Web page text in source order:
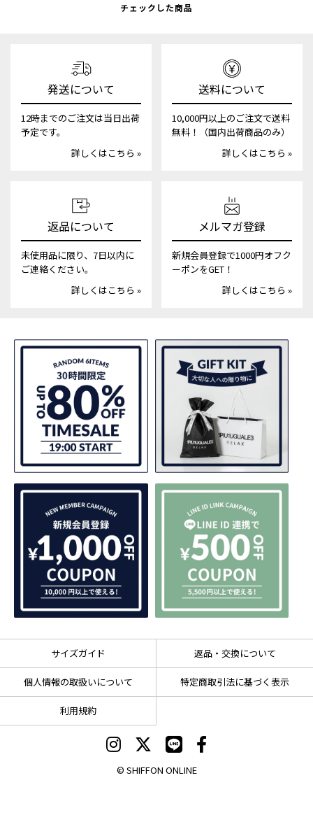
チェックした商品
発送について
12時までのご注文は当日出荷
予定です。
詳しくはこちら »
送料について
10,000円以上のご注文で送料
無料！（国内出荷商品のみ）
詳しくはこちら »
返品について
未使用品に限り、7日以内に
ご連絡ください。
詳しくはこちら »
メルマガ登録
新規会員登録で1000円オフク
ーポンをGET！
詳しくはこちら »
サイズガイド 返品・交換について
個人情報の取扱いについて 特定商取引法に基づく表示
利用規約
© SHIFFON ONLINE